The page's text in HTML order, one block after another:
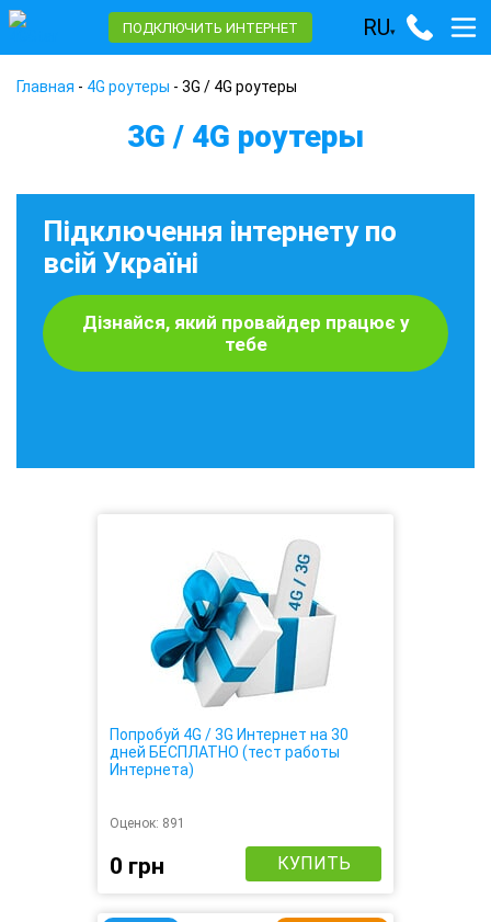
ПОДКЛЮЧИТЬ ИНТЕРНЕТ RU▾
Главная - 4G роутеры - 3G / 4G роутеры
3G / 4G роутеры
Підключення інтернету по
всій Україні
Дізнайся, який провайдер працює у
тебе
Попробуй 4G / 3G Интернет на 30
дней БЕСПЛАТНО (тест работы
Интернета)
Оценок: 891
0 грн КУПИТЬ